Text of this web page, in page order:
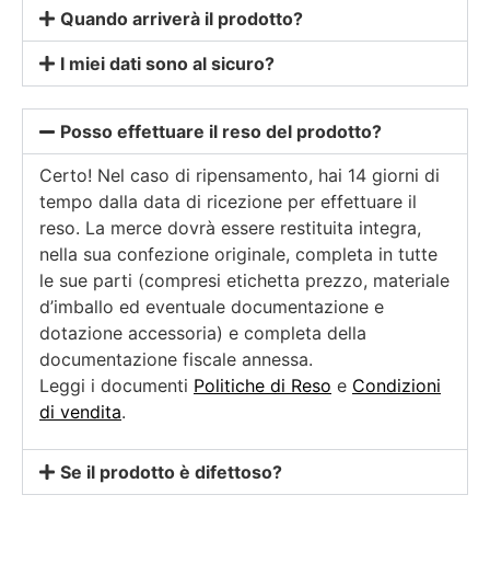
Quando arriverà il prodotto?
I miei dati sono al sicuro?
Posso effettuare il reso del prodotto?
Certo! Nel caso di ripensamento, hai 14 giorni di
tempo dalla data di ricezione per effettuare il
reso. La merce dovrà essere restituita integra,
nella sua confezione originale, completa in tutte
le sue parti (compresi etichetta prezzo, materiale
d’imballo ed eventuale documentazione e
dotazione accessoria) e completa della
documentazione fiscale annessa.
Leggi i documenti Politiche di Reso e Condizioni
di vendita.
Se il prodotto è difettoso?